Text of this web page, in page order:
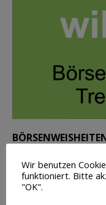
Ein Trader ist eine
riskiert, anstatt ihre
Wir benutzen
funktioniert. Bitte
"OK".